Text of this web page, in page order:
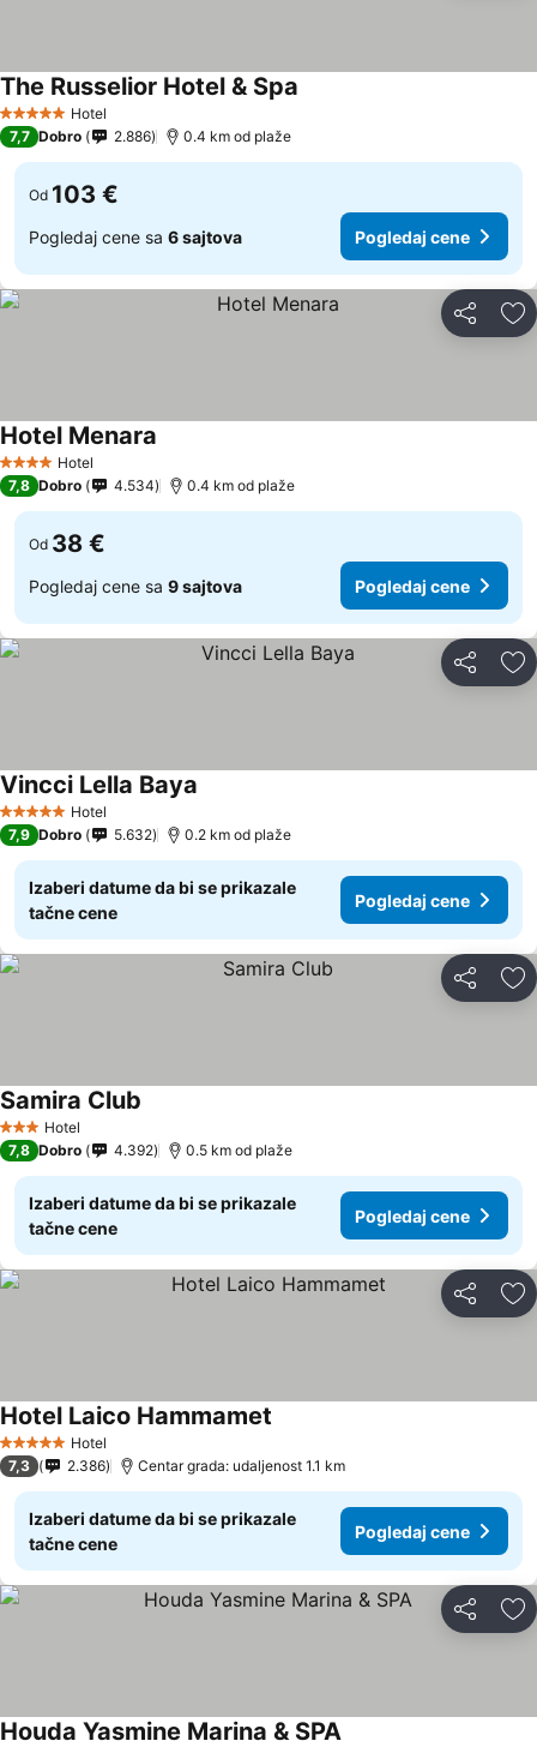
5 ZvezdiceHotel
The Russelior Hotel & Spa
7,7 Dobro 2.886 0.4 km od plaže
Od 103 €
Pogledaj cene sa 6 sajtova Pogledaj cene
Deli
4 ZvezdiceHotel
Hotel Menara
7,8 Dobro 4.534 0.4 km od plaže
Od 38 €
Pogledaj cene sa 9 sajtova Pogledaj cene
Deli
5 ZvezdiceHotel
Vincci Lella Baya
7,9 Dobro 5.632 0.2 km od plaže
Izaberi datume da bi se prikazale
tačne cene
Pogledaj cene
Deli
3 Zvezdice
Hotel
Samira Club
7,8 Dobro 4.392 0.5 km od plaže
Izaberi datume da bi se prikazale
tačne cene
Pogledaj cene
Deli
5 ZvezdiceHotel
Hotel Laico Hammamet
7,3 2.386 Centar grada: udaljenost 1.1 km
Izaberi datume da bi se prikazale
tačne cene
Pogledaj cene
Deli
Houda Yasmine Marina & SPA